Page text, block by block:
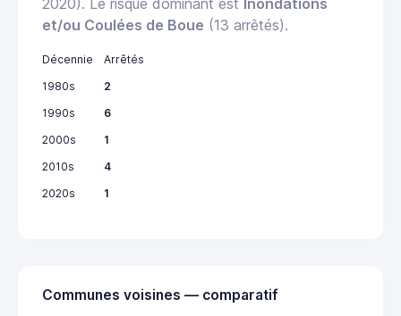
2020). Le risque dominant est Inondations
et/ou Coulées de Boue (13 arrêtés).
Décennie
Arrêtés
1980s
2
1990s
6
2000s
1
2010s
4
2020s
1
Communes voisines — comparatif